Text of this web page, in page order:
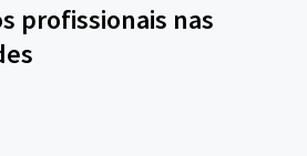
profissionais nas